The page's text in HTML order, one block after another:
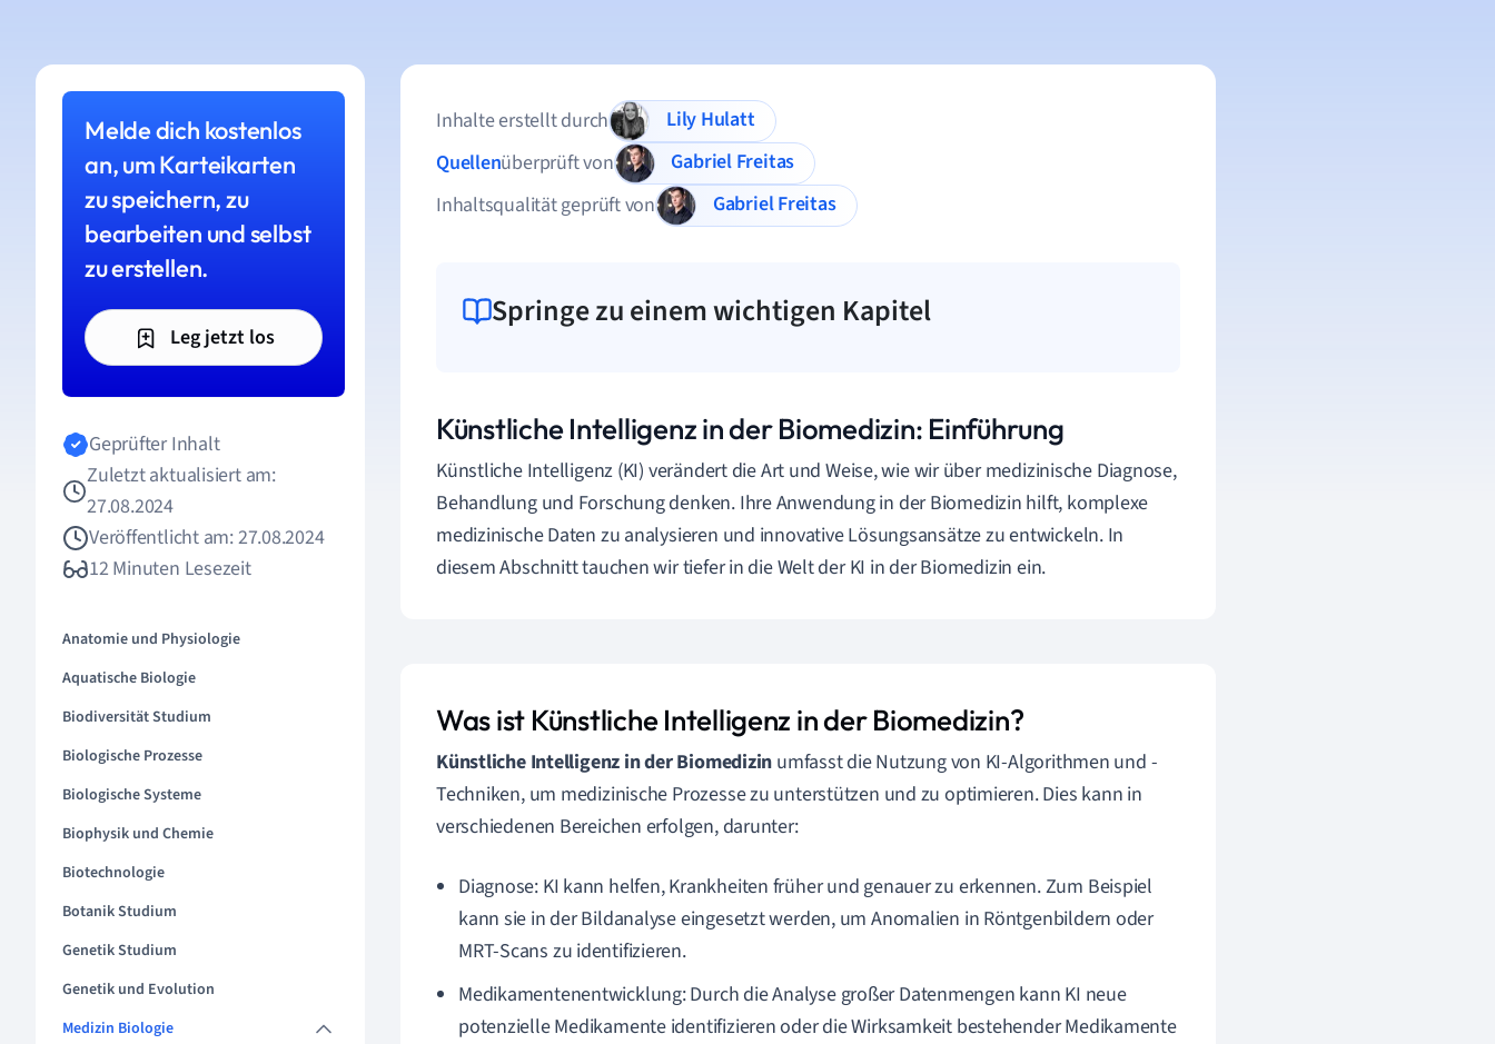
Melde dich kostenlos
an, um Karteikarten
zu speichern, zu
bearbeiten und selbst
zu erstellen.
Leg jetzt los
Geprüfter Inhalt
Zuletzt aktualisiert am:
27.08.2024
Veröffentlicht am: 27.08.2024
12 Minuten Lesezeit
Anatomie und Physiologie
Aquatische Biologie
Biodiversität Studium
Biologische Prozesse
Biologische Systeme
Biophysik und Chemie
Biotechnologie
Botanik Studium
Genetik Studium
Genetik und Evolution
Medizin Biologie
Inhalte erstellt durch
Lily Hulatt
Quellenüberprüft von
Gabriel Freitas
Inhaltsqualität geprüft von
Gabriel Freitas
Springe zu einem wichtigen Kapitel
Künstliche Intelligenz in der Biomedizin: Einführung
Künstliche Intelligenz (KI) verändert die Art und Weise, wie wir über medizinische Diagnose,
Behandlung und Forschung denken. Ihre Anwendung in der Biomedizin hilft, komplexe
medizinische Daten zu analysieren und innovative Lösungsansätze zu entwickeln. In
diesem Abschnitt tauchen wir tiefer in die Welt der KI in der Biomedizin ein.
Was ist Künstliche Intelligenz in der Biomedizin?
Künstliche Intelligenz in der Biomedizin umfasst die Nutzung von KI-Algorithmen und -
Techniken, um medizinische Prozesse zu unterstützen und zu optimieren. Dies kann in
verschiedenen Bereichen erfolgen, darunter:
Diagnose: KI kann helfen, Krankheiten früher und genauer zu erkennen. Zum Beispiel
kann sie in der Bildanalyse eingesetzt werden, um Anomalien in Röntgenbildern oder
MRT-Scans zu identifizieren.
Medikamentenentwicklung: Durch die Analyse großer Datenmengen kann KI neue
potenzielle Medikamente identifizieren oder die Wirksamkeit bestehender Medikamente